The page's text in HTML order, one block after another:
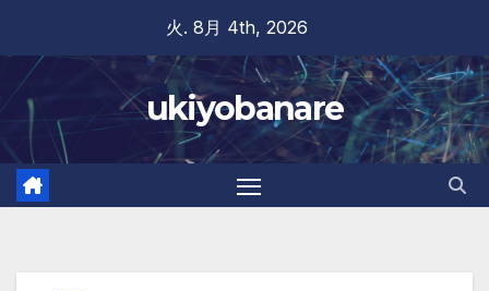
content
火. 8月 4th, 2026
ukiyobanare